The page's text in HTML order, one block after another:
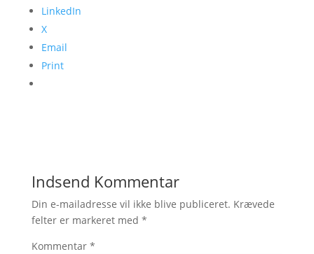
LinkedIn
X
Email
Print
Indsend Kommentar
Din e-mailadresse vil ikke blive publiceret. Krævede
felter er markeret med *
Kommentar *